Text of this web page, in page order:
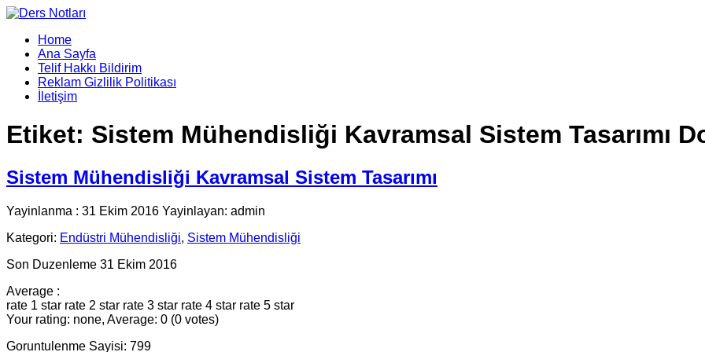
Home
Ana Sayfa
Telif Hakkı Bildirim
Reklam Gizlilik Politikası
İletişim
Etiket: Sistem Mühendisliği Kavramsal Sistem Tasarımı
Sistem Mühendisliği Kavramsal Sistem Tasarımı
Yayinlanma : 31 Ekim 2016 Yayinlayan: admin
Kategori: Endüstri Mühendisliği, Sistem Mühendisliği
Son Duzenleme 31 Ekim 2016
Average :
rate 1 star rate 2 star rate 3 star rate 4 star rate 5 star
Your rating: none, Average: 0 (0 votes)
Goruntulenme Sayisi: 799